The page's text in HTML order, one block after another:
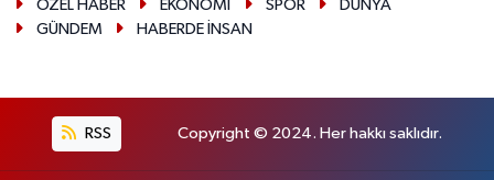
ÖZEL HABER
EKONOMİ SPOR
DÜNYA
GÜNDEM
HABERDE İNSAN
RSS Copyright © 2024. Her hakkı saklıdır.